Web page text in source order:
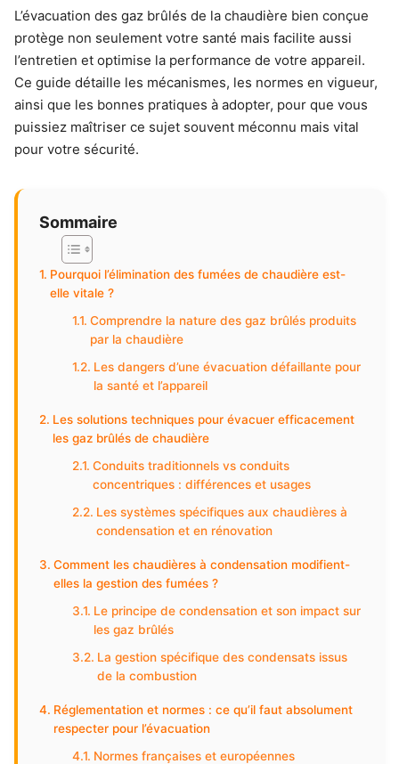
L’évacuation des gaz brûlés de la chaudière bien conçue
protège non seulement votre santé mais facilite aussi
l’entretien et optimise la performance de votre appareil.
Ce guide détaille les mécanismes, les normes en vigueur,
ainsi que les bonnes pratiques à adopter, pour que vous
puissiez maîtriser ce sujet souvent méconnu mais vital
pour votre sécurité.
Sommaire
Pourquoi l’élimination des fumées de chaudière est-
elle vitale ?
Comprendre la nature des gaz brûlés produits
par la chaudière
Les dangers d’une évacuation défaillante pour
la santé et l’appareil
Les solutions techniques pour évacuer efficacement
les gaz brûlés de chaudière
Conduits traditionnels vs conduits
concentriques : différences et usages
Les systèmes spécifiques aux chaudières à
condensation et en rénovation
Comment les chaudières à condensation modifient-
elles la gestion des fumées ?
Le principe de condensation et son impact sur
les gaz brûlés
La gestion spécifique des condensats issus
de la combustion
Réglementation et normes : ce qu’il faut absolument
respecter pour l’évacuation
Normes françaises et européennes